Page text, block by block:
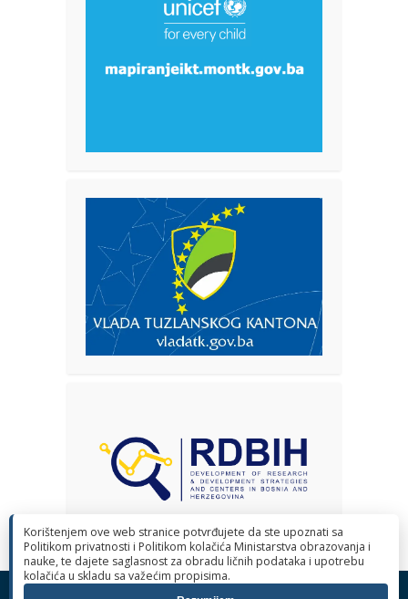
© 2026 Ministarstvo obrazovanja i nauke Tuzlanskog kantona. Sva
Korištenjem ove web stranice potvrđujete da ste upoznati sa
Politikom privatnosti i Politikom kolačića Ministarstva obrazovanja i
nauke, te dajete saglasnost za obradu ličnih podataka i upotrebu
kolačića u skladu sa važećim propisima.